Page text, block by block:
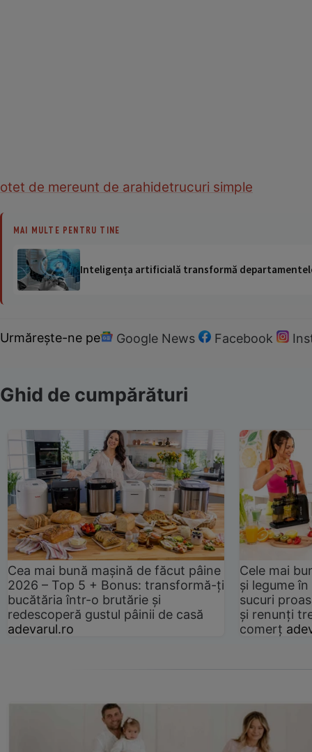
otet de mereunt de arahidetrucuri simple
MAI MULTE PENTRU TINE
Inteligența artificială transformă
Urmărește-ne pe Google News Facebook
Ghid de cumpărături
Cea mai bună mașină de făcut pâine
2026 – Top 5 + Bonus: transformă-ți
bucătăria într-o brutărie și
redescoperă gustul pâinii de casă
adevarul.ro
Cele mai
și legume
sucuri
și renunți
comerț